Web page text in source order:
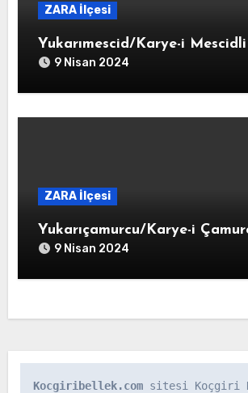
ZARA İlçesi
Yukarımescid/Karye-i Mescidli
9 Nisan 2024
ZARA İlçesi
Yukarıçamurcu/Karye-i
9 Nisan 2024
Kocgiribellek.com sitesi Koçgiri